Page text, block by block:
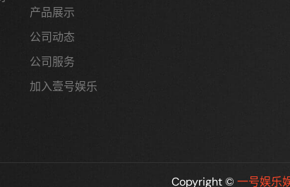
产品展示
公司动态
公司服务
加入壹号娱乐
Copyright © 一号娱乐